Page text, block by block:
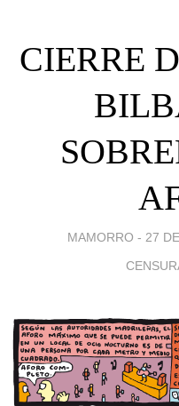
CIERRE
MAMORRO - 27